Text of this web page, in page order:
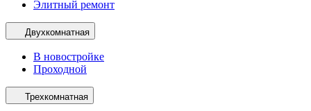
Элитный ремонт
Двухкомнатная
В новостройке
Проходной
Трехкомнатная